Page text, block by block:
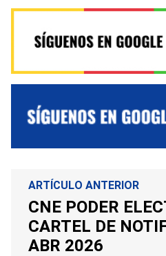
ARTÍCULO ANTERIOR
CNE PODER
CARTEL DE
ABR 2026